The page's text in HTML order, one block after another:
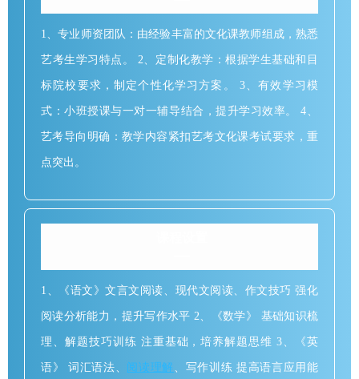
1、专业师资团队：由经验丰富的文化课教师组成，熟悉
艺考生学习特点。 2、定制化教学：根据学生基础和目
标院校要求，制定个性化学习方案。 3、有效学习模
式：小班授课与一对一辅导结合，提升学习效率。 4、
艺考导向明确：教学内容紧扣艺考文化课考试要求，重
点突出。
1、《语文》文言文阅读、现代文阅读、作文技巧 强化
阅读分析能力，提升写作水平 2、《数学》 基础知识梳
理、解题技巧训练 注重基础，培养解题思维 3、《英
语》 词汇语法、 阅读理解 、写作训练 提高语言应用能